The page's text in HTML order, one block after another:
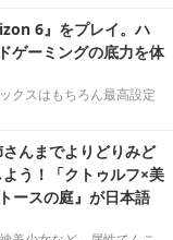
6』をプレイ。ハ
ゲーミングの底力を体
クスはもちろん最高設定
んまでよりどりみど
う！「クトゥルフ×美
ースの庭』が日本語